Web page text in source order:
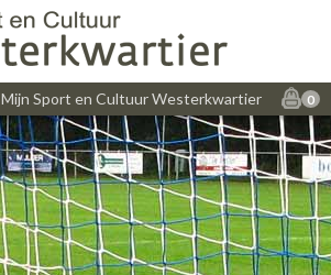
Mijn Sport en Cultuur Westerkwartier 0